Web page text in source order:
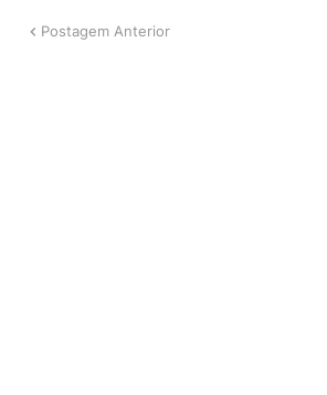
Postagem Anterior